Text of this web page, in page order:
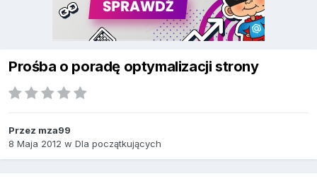
Prośba o poradę optymalizacji strony
Przez mza99
8 Maja 2012 w Dla początkujących